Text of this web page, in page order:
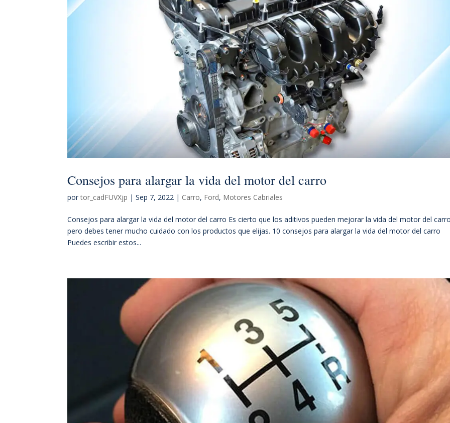
Consejos para alargar la vida del motor del carro
portor_cadFUVXjp |Sep 7, 2022 | Carro, Ford, Motores Cabriales
Consejos para alargar la vida del motor del carro Es cierto que los aditivos pueden mejorar la vida del motor del
pero debes tener mucho cuidado con los productos que elijas. 10 consejos para alargar la vida del motor del carro
Puedes escribir estos...